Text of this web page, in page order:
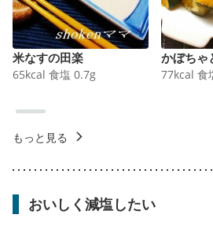
米なすの田楽
65kcal 食塩 0.7g
かぼちゃ
77kcal 食
もっと見る
おいしく減塩したい